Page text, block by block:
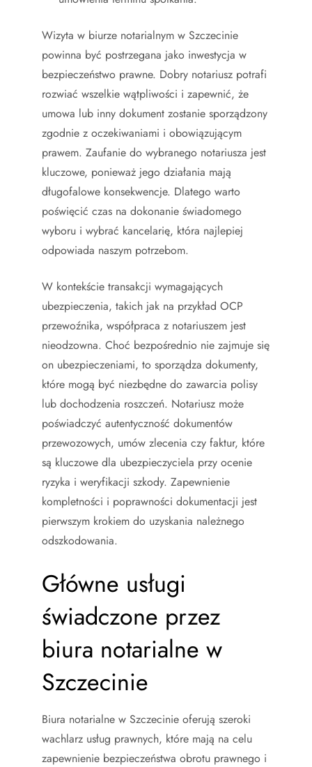
Wizyta w biurze notarialnym w Szczecinie
powinna być postrzegana jako inwestycja w
bezpieczeństwo prawne. Dobry notariusz potrafi
rozwiać wszelkie wątpliwości i zapewnić, że
umowa lub inny dokument zostanie sporządzony
zgodnie z oczekiwaniami i obowiązującym
prawem. Zaufanie do wybranego notariusza jest
kluczowe, ponieważ jego działania mają
długofalowe konsekwencje. Dlatego warto
poświęcić czas na dokonanie świadomego
wyboru i wybrać kancelarię, która najlepiej
odpowiada naszym potrzebom.
W kontekście transakcji wymagających
ubezpieczenia, takich jak na przykład OCP
przewoźnika, współpraca z notariuszem jest
nieodzowna. Choć bezpośrednio nie zajmuje się
on ubezpieczeniami, to sporządza dokumenty,
które mogą być niezbędne do zawarcia polisy
lub dochodzenia roszczeń. Notariusz może
poświadczyć autentyczność dokumentów
przewozowych, umów zlecenia czy faktur, które
są kluczowe dla ubezpieczyciela przy ocenie
ryzyka i weryfikacji szkody. Zapewnienie
kompletności i poprawności dokumentacji jest
pierwszym krokiem do uzyskania należnego
odszkodowania.
Główne usługi
świadczone przez
biura notarialne w
Szczecinie
Biura notarialne w Szczecinie oferują szeroki
wachlarz usług prawnych, które mają na celu
zapewnienie bezpieczeństwa obrotu prawnego i